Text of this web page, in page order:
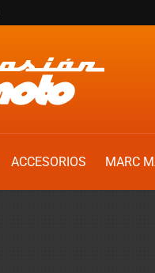
ACCESORIOS
MARC